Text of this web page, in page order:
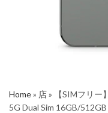
Home» 店»
【SIMフリー
5G Dual Sim 16GB/